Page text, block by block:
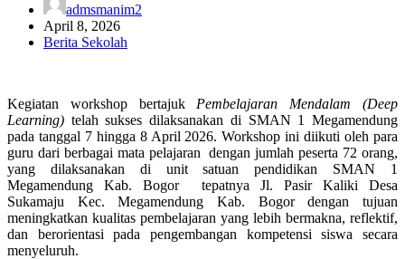
admsmanim2
April 8, 2026
Berita Sekolah
Kegiatan workshop bertajuk Pembelajaran Mendalam (Deep
Learning) telah sukses dilaksanakan di SMAN 1 Megamendung
pada tanggal 7 hingga 8 April 2026. Workshop ini diikuti oleh para
guru dari berbagai mata pelajaran dengan jumlah peserta 72 orang,
yang dilaksanakan di unit satuan pendidikan SMAN 1
Megamendung Kab. Bogor tepatnya Jl. Pasir Kaliki Desa
Sukamaju Kec. Megamendung Kab. Bogor dengan tujuan
meningkatkan kualitas pembelajaran yang lebih bermakna, reflektif,
dan berorientasi pada pengembangan kompetensi siswa secara
menyeluruh.